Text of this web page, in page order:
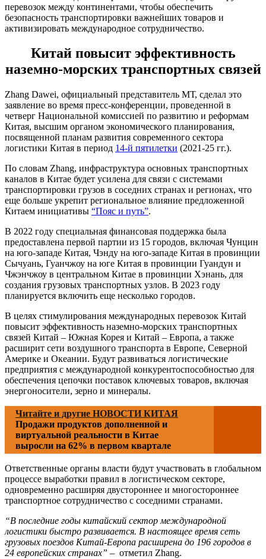
перевозок между континентами, чтобы обеспечить
безопасность транспортировки важнейших товаров и
активизировать международное сотрудничество.
Китай повысит эффективность
наземно-морских транспортных связей
Zhang Dawei, официальный представитель МТ, сделал это
заявление во время пресс-конференции, проведенной в
четверг Национальной комиссией по развитию и реформам
Китая, высшим органом экономического планирования,
посвященной планам развития современного сектора
логистики Китая в период 14-й пятилетки (2021-25 гг.).
По словам Zhang, инфраструктура основных транспортных
каналов в Китае будет усилена для связи с системами
транспортировки грузов в соседних странах и регионах, что
еще больше укрепит региональное влияние предложенной
Китаем инициативы “Пояс и путь”.
В 2022 году специальная финансовая поддержка была
предоставлена первой партии из 15 городов, включая Чунцин
на юго-западе Китая, Чэнду на юго-западе Китая в провинции
Сычуань, Гуанчжоу на юге Китая в провинции Гуандун и
Чжэнчжоу в центральном Китае в провинции Хэнань, для
создания грузовых транспортных узлов. В 2023 году
планируется включить еще несколько городов.
В целях стимулирования международных перевозок Китай
повысит эффективность наземно-морских транспортных
связей Китай – Южная Корея и Китай – Европа, а также
расширит сети воздушного транспорта в Европе, Северной
Америке и Океании. Будут развиваться логистические
предприятия с международной конкурентоспособностью для
обеспечения цепочки поставок ключевых товаров, включая
энергоносители, зерно и минералы.
Читайте и другие НОВОСТИ КИТАЯ
Продажи продуктов дополненной и
виртуальной реальности в Китае
выросли на 62% в первом квартале
Ответственные органы власти будут участвовать в глобальном
процессе выработки правил в логистическом секторе,
одновременно расширяя двустороннее и многостороннее
транспортное сотрудничество с соседними странами.
“В последние годы китайский сектор международной
логистики быстро развивается. В настоящее время сеть
грузовых поездов Китай-Европа расширена до 196 городов в
24 европейских странах” – отметил Zhang.